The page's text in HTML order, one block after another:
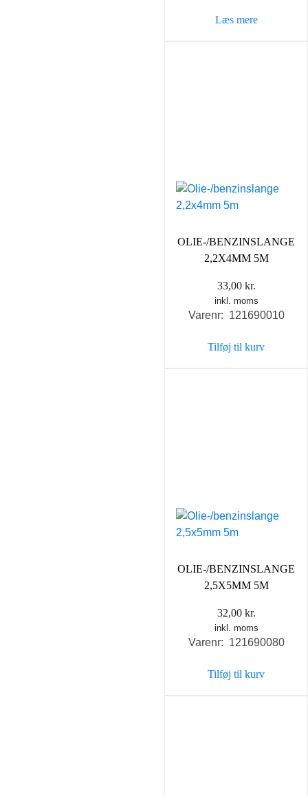
Læs mere
OLIE-/BENZINSLANGE
2,2X4MM 5M
33,00 kr.
inkl. moms
Varenr: 121690010
Tilføj til kurv
OLIE-/BENZINSLANGE
2,5X5MM 5M
32,00 kr.
inkl. moms
Varenr: 121690080
Tilføj til kurv